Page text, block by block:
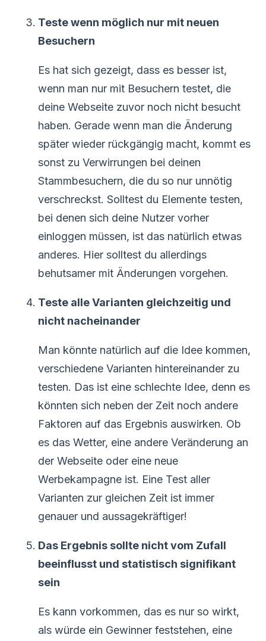
Teste wenn möglich nur mit neuen
Besuchern
Es hat sich gezeigt, dass es besser ist,
wenn man nur mit Besuchern testet, die
deine Webseite zuvor noch nicht besucht
haben. Gerade wenn man die Änderung
später wieder rückgängig macht, kommt es
sonst zu Verwirrungen bei deinen
Stammbesuchern, die du so nur unnötig
verschreckst. Solltest du Elemente testen,
bei denen sich deine Nutzer vorher
einloggen müssen, ist das natürlich etwas
anderes. Hier solltest du allerdings
behutsamer mit Änderungen vorgehen.
Teste alle Varianten gleichzeitig und
nicht nacheinander
Man könnte natürlich auf die Idee kommen,
verschiedene Varianten hintereinander zu
testen. Das ist eine schlechte Idee, denn es
könnten sich neben der Zeit noch andere
Faktoren auf das Ergebnis auswirken. Ob
es das Wetter, eine andere Veränderung an
der Webseite oder eine neue
Werbekampagne ist. Eine Test aller
Varianten zur gleichen Zeit ist immer
genauer und aussagekräftiger!
Das Ergebnis sollte nicht vom Zufall
beeinflusst und statistisch signifikant
sein
Es kann vorkommen, das es nur so wirkt,
als würde ein Gewinner feststehen, eine